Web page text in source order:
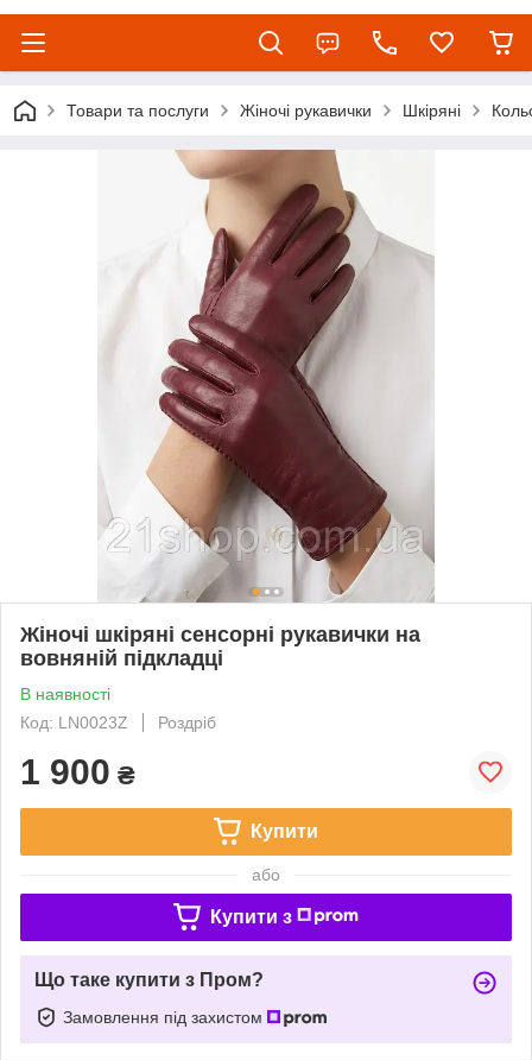
Товари та послуги Жіночі рукавички Шкіряні
Жіночі шкіряні сенсорні рукавички на
вовняній підкладці
В наявності
Код: LN0023Z
Роздріб
1 900 ₴
Купити
або
Купити з
Що таке купити з Пром?
Замовлення під захистом